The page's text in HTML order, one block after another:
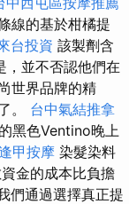
線的基於柑橘提
台投資 該製劑含
，並不否認他們在
世界品牌的精
。 台中氣結推拿
黑色Ventino晚上
甲按摩 染髮染料
金的成本比負擔
們通過選擇真正提